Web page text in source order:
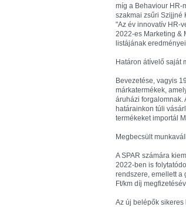
míg a Behaviour HR-
szakmai zsűri Szijjné
"Az év innovatív HR-
2022-es Marketing &
listájának
Határon átívelő saját
Bevezetése, vagyis
márkatermékek,
áruházi forgalomnak.
határainkon túli
termékeket importál
Megbecsült
A SPAR számára
2022-ben is
rendszere, emellett a
Ft/km díj
Az új belépők